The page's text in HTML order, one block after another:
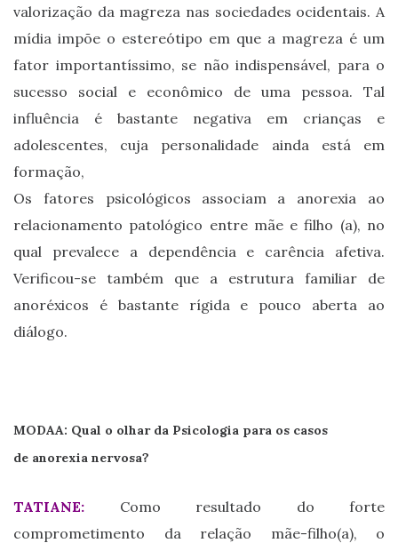
valorização da magreza nas sociedades ocidentais. A
mídia impõe o estereótipo em que a magreza é um
fator importantíssimo, se não indispensável, para o
sucesso social e econômico de uma pessoa. Tal
influência é bastante negativa em crianças e
adolescentes, cuja personalidade ainda está em
formação,
Os fatores psicológicos associam a anorexia ao
relacionamento patológico entre mãe e filho (a), no
qual prevalece a dependência e carência afetiva.
Verificou-se também que a estrutura familiar de
anoréxicos é bastante rígida e pouco aberta ao
diálogo.
MODAA: Qual o olhar da Psicologia para os casos
de anorexia nervosa?
TATIANE: Como resultado do forte
comprometimento da relação mãe-filho(a), o